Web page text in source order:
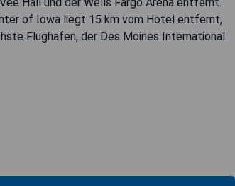
of Iowa liegt 15 km vom Hotel entfernt,
Flughafen, der Des Moines International